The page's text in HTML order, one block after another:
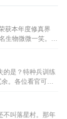
获本年度修真界
生物微微一笑。
的是？特种兵训练
。各位看官可休
不叫落星村。那年